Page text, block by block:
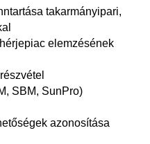
takarmányipari,
elemzésének
SBM, SunPro)
azonosítása